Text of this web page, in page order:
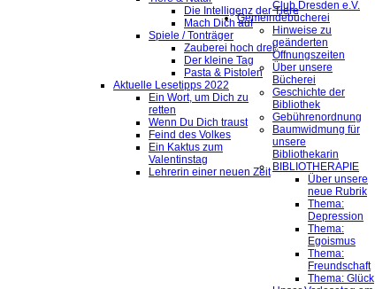
Die Intelligenz der Tiere
Mach Dich auf
Spiele / Tonträger
Zauberei hoch drei
Der kleine Tag
Pasta & Pistolen
Aktuelle Lesetipps 2022
Ein Wort, um Dich zu
retten
Wenn Du Dich traust
Feind des Volkes
Ein Kaktus zum
Valentinstag
Lehrerin einer neuen Zeit
Club Dresden e.V.
Gemeindebücherei
Hinweise zu
geänderten
Öffnungszeiten
Über unsere
Bücherei
Geschichte der
Bibliothek
Gebührenordnung
Baumwidmung für
unsere
Bibliothekarin
BIBLIOTHERAPIE
Über unsere
neue Rubrik
Thema:
Depression
Thema:
Egoismus
Thema:
Freundschaft
Thema: Glück